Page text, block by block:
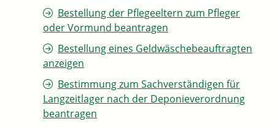
Bestellung der Pflegeeltern zum Pfleger
oder Vormund beantragen
Bestellung eines Geldwäschebeauftragten
anzeigen
Bestimmung zum Sachverständigen für
Langzeitlager nach der Deponieverordnung
beantragen